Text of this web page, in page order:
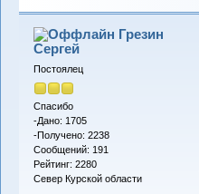
Грезин
Сергей
Постоялец
Спасибо
-Дано: 1705
-Получено: 2238
Сообщений: 191
Рейтинг: 2280
Север Курской области